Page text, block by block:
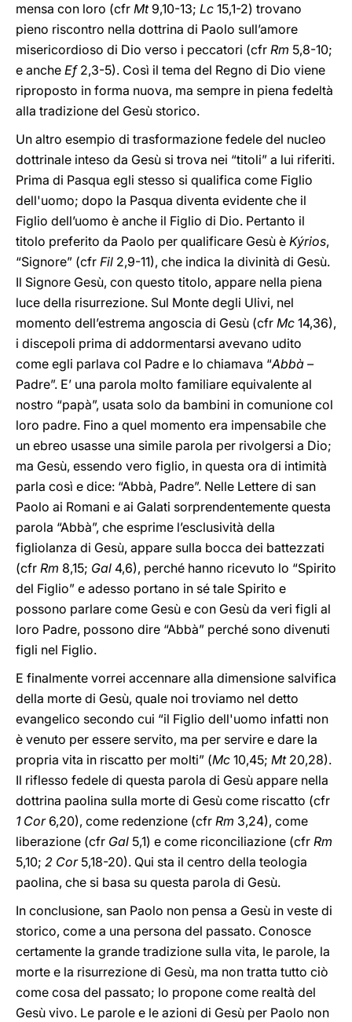
mensa con loro (cfr Mt9,10-13; Lc 15,1-2) trovano
pieno riscontro nella dottrina di Paolo sull’amore
misericordioso di Dio verso i peccatori (cfr Rm 5,8-10;
e anche Ef2,3-5). Così il tema del Regno di Dio viene
riproposto in forma nuova, ma sempre in piena fedeltà
alla tradizione del Gesù storico.
Un altro esempio di trasformazione fedele del nucleo
dottrinale inteso da Gesù si trova nei “titoli” a lui riferiti.
Prima di Pasqua egli stesso si qualifica come Figlio
dell'uomo; dopo la Pasqua diventa evidente che il
Figlio dell’uomo è anche il Figlio di Dio. Pertanto il
titolo preferito da Paolo per qualificare Gesù è Kýrios,
“Signore” (cfr Fil 2,9-11), che indica la divinità di Gesù.
Il Signore Gesù, con questo titolo, appare nella piena
luce della risurrezione. Sul Monte degli Ulivi, nel
momento dell’estrema angoscia di Gesù (cfr Mc 14,36),
i discepoli prima di addormentarsi avevano udito
come egli parlava col Padre e lo chiamava “Abbà –
Padre”. E’ una parola molto familiare equivalente al
nostro “papà”, usata solo da bambini in comunione col
loro padre. Fino a quel momento era impensabile che
un ebreo usasse una simile parola per rivolgersi a Dio;
ma Gesù, essendo vero figlio, in questa ora di intimità
parla così e dice: “Abbà, Padre”. Nelle Lettere di san
Paolo ai Romani e ai Galati sorprendentemente questa
parola “Abbà”, che esprime l’esclusività della
figliolanza di Gesù, appare sulla bocca dei battezzati
(cfr Rm 8,15; Gal 4,6), perché hanno ricevuto lo “Spirito
del Figlio” e adesso portano in sé tale Spirito e
possono parlare come Gesù e con Gesù da veri figli al
loro Padre, possono dire “Abbà” perché sono divenuti
figli nel Figlio.
E finalmente vorrei accennare alla dimensione salvifica
della morte di Gesù, quale noi troviamo nel detto
evangelico secondo cui “il Figlio dell'uomo infatti non
è venuto per essere servito, ma per servire e dare la
propria vita in riscatto per molti” (Mc 10,45; Mt20,28).
Il riflesso fedele di questa parola di Gesù appare nella
dottrina paolina sulla morte di Gesù come riscatto (cfr
1 Cor6,20), come redenzione (cfr Rm 3,24), come
liberazione (cfr Gal 5,1) e come riconciliazione (cfr Rm
5,10; 2 Cor5,18-20). Qui sta il centro della teologia
paolina, che si basa su questa parola di Gesù.
In conclusione, san Paolo non pensa a Gesù in veste di
storico, come a una persona del passato. Conosce
certamente la grande tradizione sulla vita, le parole, la
morte e la risurrezione di Gesù, ma non tratta tutto ciò
come cosa del passato; lo propone come realtà del
Gesù vivo. Le parole e le azioni di Gesù per Paolo non